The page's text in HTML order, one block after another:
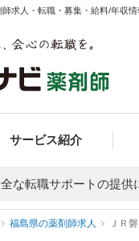
師求人・転職・募集・給料/年収
サービス紹介
な転職サポートの提供
福島県の薬剤師求人 ＪＲ